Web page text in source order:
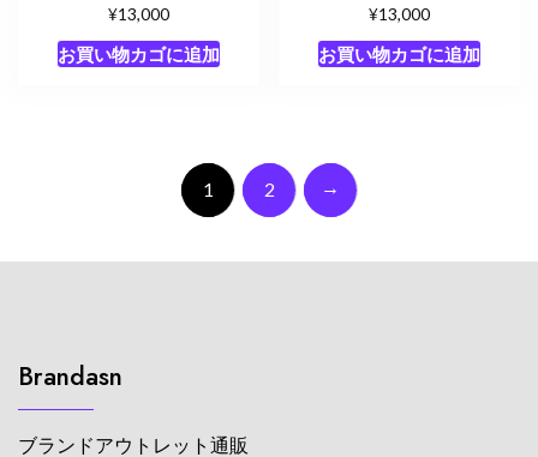
¥13,000
お買い物カゴに追加
¥13,000
お買い物カゴに追加
1 2 →
Brandasn
ブランドアウトレット通販